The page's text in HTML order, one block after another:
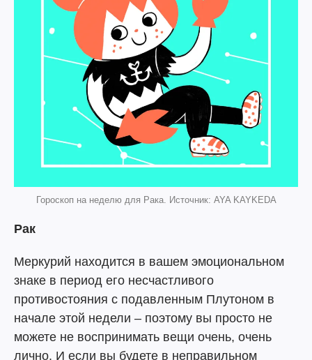
Гороскоп на неделю для Рака. Источник: AYA KAYKEDA
Рак
Меркурий находится в вашем эмоциональном
знаке в период его несчастливого
противостояния с подавленным Плутоном в
начале этой недели – поэтому вы просто не
можете не воспринимать вещи очень, очень
лично. И если вы будете в неправильном